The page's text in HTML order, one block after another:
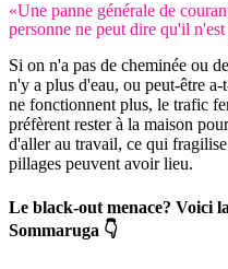
«Une panne générale de
personne ne peut dire qu'il n'est
Si on n'a pas de cheminée ou
n'y a plus d'eau, ou peut-être
ne fonctionnent plus, le trafic
préfèrent rester à la maison
d'aller au travail, ce qui
pillages peuvent avoir lieu.
Le black-out menace? Voici
Sommaruga 👇